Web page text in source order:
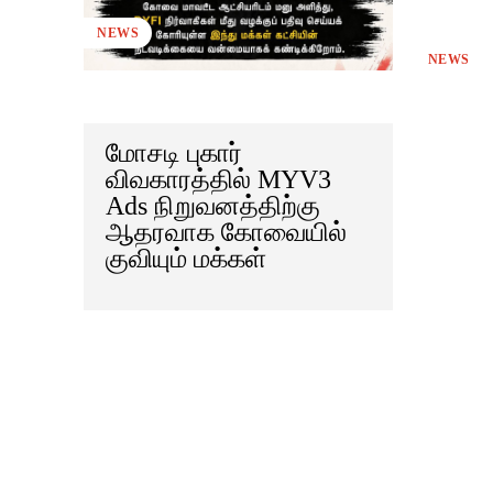
NEWS
NEWS
மோசடி புகார்
விவகாரத்தில் MYV3
Ads நிறுவனத்திற்கு
ஆதரவாக கோவையில்
குவியும் மக்கள்